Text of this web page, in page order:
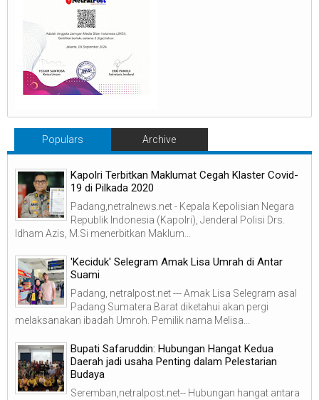
Populars Archive
Kapolri Terbitkan Maklumat Cegah Klaster Covid-
19 di Pilkada 2020
Padang,netralnews.net - Kepala Kepolisian Negara
Republik Indonesia (Kapolri), Jenderal Polisi Drs.
Idham Azis, M.Si menerbitkan Maklum...
'Keciduk' Selegram Amak Lisa Umrah di Antar
Suami
Padang, netralpost.net --- Amak Lisa Selegram asal
Padang Sumatera Barat diketahui akan pergi
melaksanakan ibadah Umroh. Pemilik nama Melisa...
Bupati Safaruddin: Hubungan Hangat Kedua
Daerah jadi usaha Penting dalam Pelestarian
Budaya
Seremban,netralpost.net-- Hubungan hangat antara